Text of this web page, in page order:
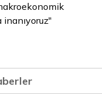
inanıyoruz"